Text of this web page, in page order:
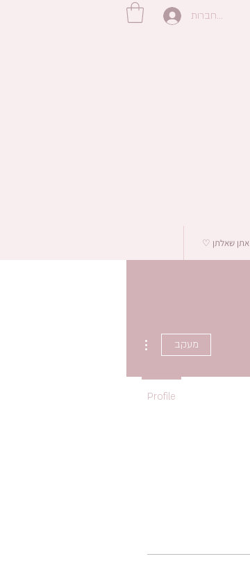
להתחברות
אתן שאלתן ♡
מעקב
Profile